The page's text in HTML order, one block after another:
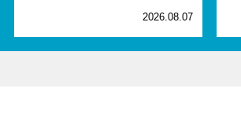
2026.08.07